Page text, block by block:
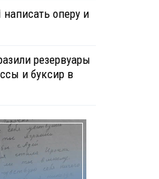
оперу и
резервуары
и буксир в